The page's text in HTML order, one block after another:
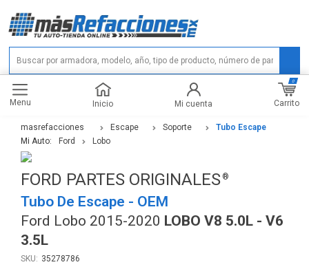
Menu Inicio Mi cuenta Carrito
0
masrefacciones Escape Soporte
Tubo Escape
Mi Auto:
Ford Lobo
FORD PARTES ORIGINALES
Tubo De Escape - OEM
Ford Lobo 2015-2020 LOBO V8 5.0L - V6
3.5L
35278786